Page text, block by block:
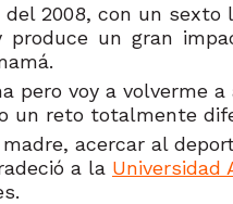
2008, con un
un gran
pero voy a volverme
un reto totalmente
acercar al
a la Universidad